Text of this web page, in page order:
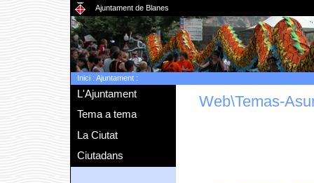
Ajuntament de Blanes
Inici: Ajuntament:
L'Ajuntament
Tema a tema
La Ciutat
Ciutadans
Web\Temas-